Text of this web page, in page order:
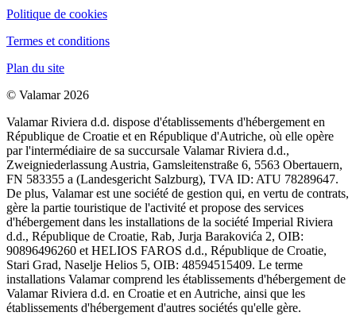
Politique de cookies
Termes et conditions
Plan du site
© Valamar 2026
Valamar Riviera d.d. dispose d'établissements d'hébergement en
République de Croatie et en République d'Autriche, où elle opère
par l'intermédiaire de sa succursale Valamar Riviera d.d.,
Zweigniederlassung Austria, Gamsleitenstraße 6, 5563 Obertauern,
FN 583355 a (Landesgericht Salzburg), TVA ID: ATU 78289647.
De plus, Valamar est une société de gestion qui, en vertu de contrats,
gère la partie touristique de l'activité et propose des services
d'hébergement dans les installations de la société Imperial Riviera
d.d., République de Croatie, Rab, Jurja Barakovića 2, OIB:
90896496260 et HELIOS FAROS d.d., République de Croatie,
Stari Grad, Naselje Helios 5, OIB: 48594515409. Le terme
installations Valamar comprend les établissements d'hébergement de
Valamar Riviera d.d. en Croatie et en Autriche, ainsi que les
établissements d'hébergement d'autres sociétés qu'elle gère.